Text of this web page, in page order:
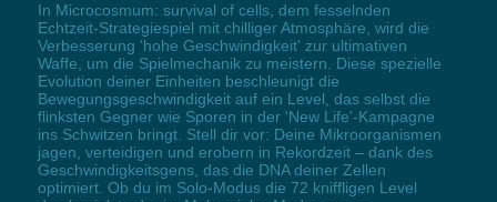
In Microcosmum: survival of cells, dem fesselnden
Echtzeit-Strategiespiel mit chilliger Atmosphäre, wird die
Verbesserung 'hohe Geschwindigkeit' zur ultimativen
Waffe, um die Spielmechanik zu meistern. Diese spezielle
Evolution deiner Einheiten beschleunigt die
Bewegungsgeschwindigkeit auf ein Level, das selbst die
flinksten Gegner wie Sporen in der 'New Life'-Kampagne
ins Schwitzen bringt. Stell dir vor: Deine Mikroorganismen
jagen, verteidigen und erobern in Rekordzeit – dank des
Geschwindigkeitsgens, das die DNA deiner Zellen
optimiert. Ob du im Solo-Modus die 72 kniffligen Level